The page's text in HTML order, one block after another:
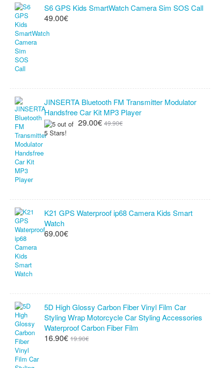
S6 GPS Kids SmartWatch Camera Sim SOS Call
49.00€
JINSERTA Bluetooth FM Transmitter Modulator
Handsfree Car Kit MP3 Player
29.00€ 49.90€
K21 GPS Waterproof ip68 Camera Kids Smart
Watch
69.00€
5D High Glossy Carbon Fiber Vinyl Film Car
Styling Wrap Motorcycle Car Styling Accessories
Waterproof Carbon Fiber Film
16.90€ 19.90€